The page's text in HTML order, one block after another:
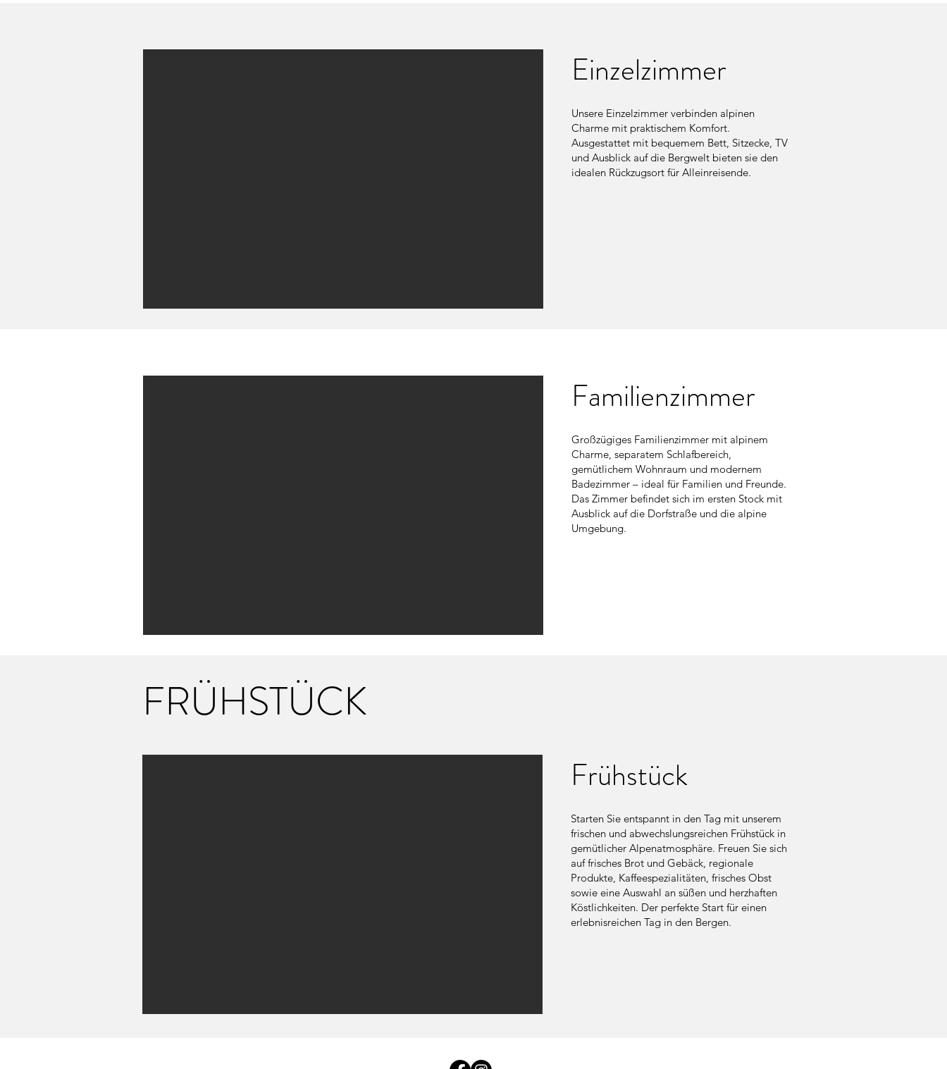
Einzelzimmer
Unsere Einzelzimmer verbinden alpinen
Charme mit praktischem Komfort.
Ausgestattet mit bequemem Bett, Sitzecke, TV
und Ausblick auf die Bergwelt bieten sie den
idealen Rückzugsort für Alleinreisende.
Familienzimmer
Großzügiges Familienzimmer mit alpinem
Charme, separatem Schlafbereich,
gemütlichem Wohnraum und modernem
Badezimmer – ideal für Familien und Freunde.
Das Zimmer befindet sich im ersten Stock mit
Ausblick auf die Dorfstraße und die alpine
Umgebung.
FRÜHSTÜCK
Frühstück
Starten Sie entspannt in den Tag mit unserem
frischen und abwechslungsreichen Frühstück in
gemütlicher Alpenatmosphäre. Freuen Sie sich
auf frisches Brot und Gebäck, regionale
Produkte, Kaffeespezialitäten, frisches Obst
sowie eine Auswahl an süßen und herzhaften
Köstlichkeiten. Der perfekte Start für einen
erlebnisreichen Tag in den Bergen.